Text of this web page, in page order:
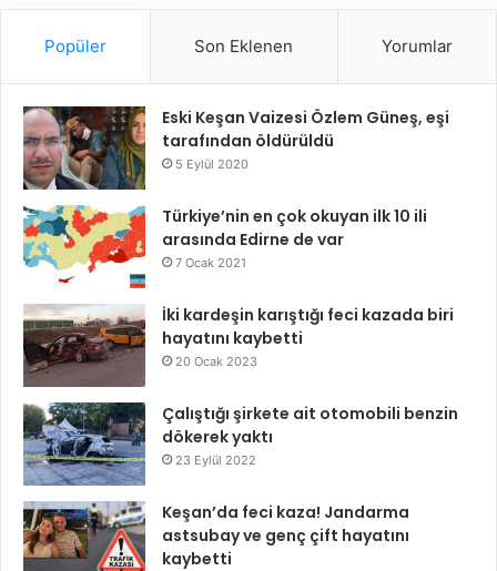
Popüler Son Eklenen Yorumlar
Eski Keşan Vaizesi Özlem Güneş, eşi
tarafından öldürüldü
5 Eylül 2020
Türkiye’nin en çok okuyan ilk 10 ili
arasında Edirne de var
7 Ocak 2021
İki kardeşin karıştığı feci kazada biri
hayatını kaybetti
20 Ocak 2023
Çalıştığı şirkete ait otomobili benzin
dökerek yaktı
23 Eylül 2022
Keşan’da feci kaza! Jandarma
astsubay ve genç çift hayatını
kaybetti